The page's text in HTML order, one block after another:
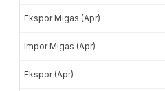
Ekspor Migas (Apr)
Impor Migas (Apr)
Ekspor (Apr)